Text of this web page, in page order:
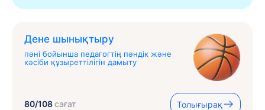
Дене шынықтыру
пәні бойынша педагогтің пәндік және
кәсіби құзыреттілігін дамыту
80/108сағат Толығырақ